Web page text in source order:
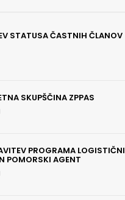
STATUSA ČASTNIH ČLANOV
SKUPŠČINA ZPPAS
PROGRAMA LOGISTIČNI
POMORSKI AGENT